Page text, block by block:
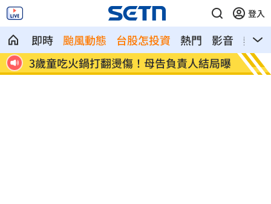
登入
即時 颱風動態 台股怎投資 熱門 影音
熱搜
3歲童吃火鍋打翻燙傷！母告負責人結局曝 宣傳
關